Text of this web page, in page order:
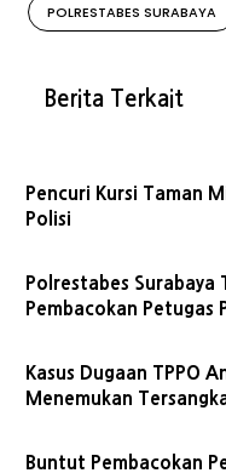
POLRESTABES SURABAYA
Berita Terkait
Pencuri Kursi Taman
Polisi
Polrestabes Surabaya
Pembacokan Petugas
Kasus Dugaan TPPO
Menemukan
Buntut Pembacokan